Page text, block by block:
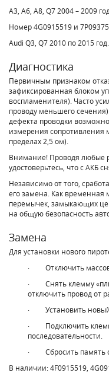
A3, A6, A8, Q7 2004 – 2009
Номер 4G0915519 и
Audi Q3, Q7 2010 по 2015 год.
Диагностика
Первичным признаком
зафиксированная блоком
воспламенителя). Часто
проводу меньшего
дефекта проводки
измерения сопротивления
пределах 2,5 ом).
Внимание! Проводя любые
удостоверьтесь, что с АКБ
Независимо от того,
его замена. Как временная
перемычек, замыкающих
на общую безопасность
Замена
Для установки нового
· Отключить
· Снять клемму
отключить провод от
· Установить новый
· Подключить
последовательности.
· Сбросить память
В наличии: 4F0915519,